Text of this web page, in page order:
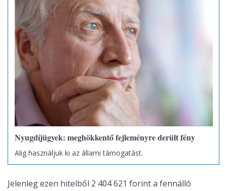
Nyugdíjügyek: meghökkentő fejleményre derült fény
Alig használjuk ki az állami támogatást.
Jelenleg ezen hitelből 2 404 621 forint a fennálló